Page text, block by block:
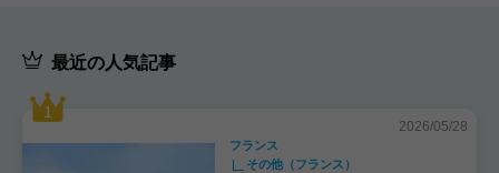
最近の人気記事
2026/05/28
フランス
その他（フランス）